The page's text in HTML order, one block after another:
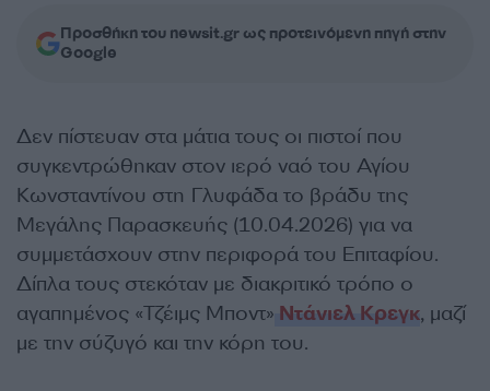
Προσθήκη του newsit.gr ως προτεινόμενη πηγή στην
Google
Δεν πίστευαν στα μάτια τους οι πιστοί που
συγκεντρώθηκαν στον ιερό ναό του Αγίου
Κωνσταντίνου στη Γλυφάδα το βράδυ της
Μεγάλης Παρασκευής (10.04.2026) για να
συμμετάσχουν στην περιφορά του Επιταφίου.
Δίπλα τους στεκόταν με διακριτικό τρόπο ο
αγαπημένος «Τζέιμς Μποντ» Ντάνιελ Κρεγκ, μαζί
με την σύζυγό και την κόρη του.